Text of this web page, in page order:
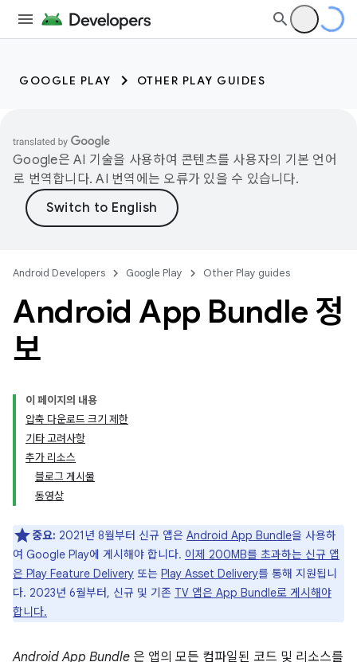
GOOGLE PLAY OTHER PLAY GUIDES
Google은 AI 기술을 사용하여 콘텐츠를 사용자의 기본 언어
로 번역합니다. AI 번역에는 오류가 있을 수 있습니다.
Android Developers Google Play Other Play guides
Android App Bundle 정
보
이 페이지의 내용
압축 다운로드 크기 제한
기타 고려사항
추가 리소스
블로그 게시물
동영상
중요: 2021년 8월부터 신규 앱은 Android App Bundle을 사용하
여 Google Play에 게시해야 합니다. 이제 200MB를 초과하는 신규 앱
은 Play Feature Delivery 또는 Play Asset Delivery를 통해 지원됩니
다. 2023년 6월부터, 신규 및 기존 TV 앱은 App Bundle로 게시해야
합니다.
Android App Bundle 은 앱의 모든 컴파일된 코드 및 리소스를